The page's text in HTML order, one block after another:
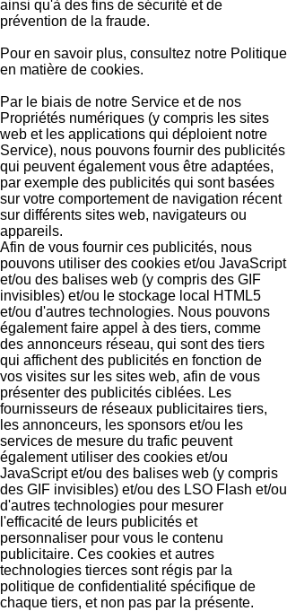
ainsi qu'à des fins de sécurité et de
prévention de la fraude.
Pour en savoir plus, consultez notre Politique
en matière de cookies.
Par le biais de notre Service et de nos
Propriétés numériques (y compris les sites
web et les applications qui déploient notre
Service), nous pouvons fournir des publicités
qui peuvent également vous être adaptées,
par exemple des publicités qui sont basées
sur votre comportement de navigation récent
sur différents sites web, navigateurs ou
appareils.
Afin de vous fournir ces publicités, nous
pouvons utiliser des cookies et/ou JavaScript
et/ou des balises web (y compris des GIF
invisibles) et/ou le stockage local HTML5
et/ou d'autres technologies. Nous pouvons
également faire appel à des tiers, comme
des annonceurs réseau, qui sont des tiers
qui affichent des publicités en fonction de
vos visites sur les sites web, afin de vous
présenter des publicités ciblées. Les
fournisseurs de réseaux publicitaires tiers,
les annonceurs, les sponsors et/ou les
services de mesure du trafic peuvent
également utiliser des cookies et/ou
JavaScript et/ou des balises web (y compris
des GIF invisibles) et/ou des LSO Flash et/ou
d'autres technologies pour mesurer
l'efficacité de leurs publicités et
personnaliser pour vous le contenu
publicitaire. Ces cookies et autres
technologies tierces sont régis par la
politique de confidentialité spécifique de
chaque tiers, et non pas par la présente.